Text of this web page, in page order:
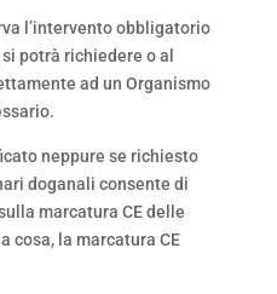
l’intervento obbligatorio
potrà richiedere o al
ad un Organismo
neppure se richiesto
doganali consente di
marcatura CE delle
cosa, la marcatura CE